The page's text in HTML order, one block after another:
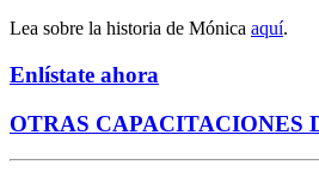
Lea sobre la historia de Mónica aquí.
Enlístate ahora
OTRAS CAPACITACIONES